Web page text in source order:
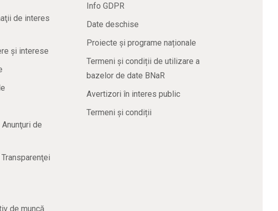
de interes
și interese
de
de muncă
Info GDPR
Date deschise
Proiecte și programe naționale
Termeni și condiții de utilizare a
bazelor de date BNaR
Avertizori în interes public
Termeni și condiții